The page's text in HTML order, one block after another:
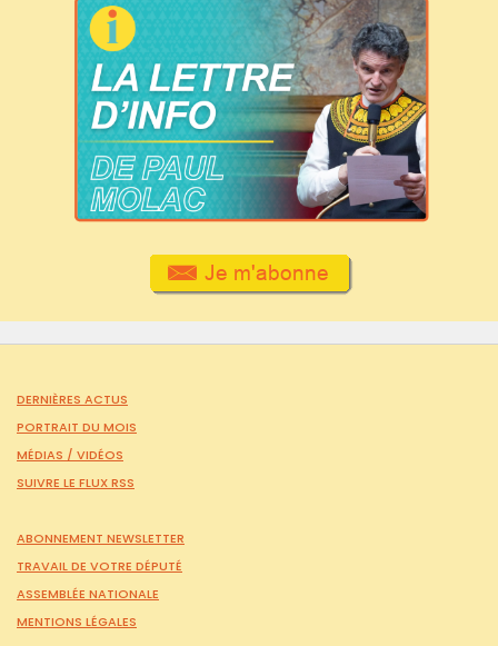
DERNIÈRES ACTUS
PORTRAIT DU MOIS
MÉDIAS / VIDÉOS
SUIVRE LE FLUX RSS
ABONNEMENT NEWSLETTER
TRAVAIL DE VOTRE DÉPUTÉ
ASSEMBLÉE NATIONALE
MENTIONS LÉGALES